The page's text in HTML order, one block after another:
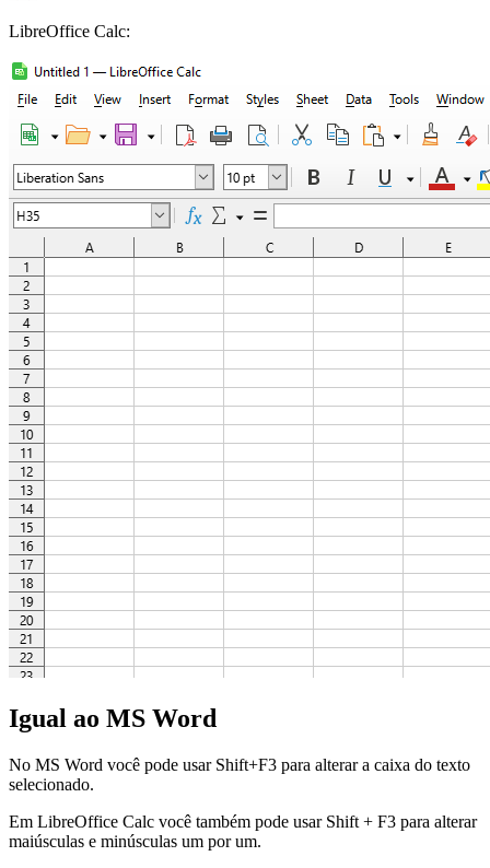
LibreOffice Calc:
Igual ao MS Word
No MS Word você pode usar Shift+F3 para alterar a caixa do texto
selecionado.
Em LibreOffice Calc você também pode usar Shift + F3 para alterar
maiúsculas e minúsculas um por um.